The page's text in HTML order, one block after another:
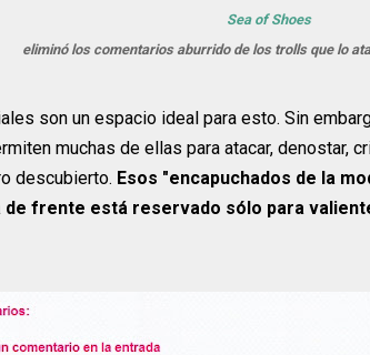
Sea of Shoes
eliminó los comentarios aburrido de los trolls que lo
son un espacio ideal para esto. Sin
muchas de ellas para atacar, denostar,
descubierto. Esos "encapuchados de la
de frente está reservado sólo para